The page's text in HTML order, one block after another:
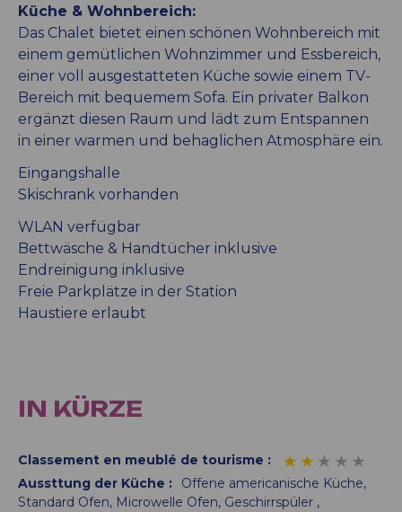
Küche & Wohnbereich:
Das Chalet bietet einen schönen Wohnbereich mit
einem gemütlichen Wohnzimmer und Essbereich,
einer voll ausgestatteten Küche sowie einem TV-
Bereich mit bequemem Sofa. Ein privater Balkon
ergänzt diesen Raum und lädt zum Entspannen
in einer warmen und behaglichen Atmosphäre ein.
Eingangshalle
Skischrank vorhanden
WLAN verfügbar
Bettwäsche & Handtücher inklusive
Endreinigung inklusive
Freie Parkplätze in der Station
Haustiere erlaubt
IN KÜRZE
Classement en meublé de tourisme :
Aussttung der Küche :
Offene americanische Küche
Standard Ofen Microwelle Ofen Geschirrspüler